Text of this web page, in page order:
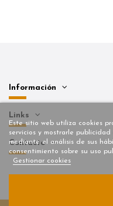
Información
Links
Contacto
Este sitio web utiliza cookies
servicios y mostrarle
mediante el análisis de sus
consentimiento sobre su uso
Gestionar cookies